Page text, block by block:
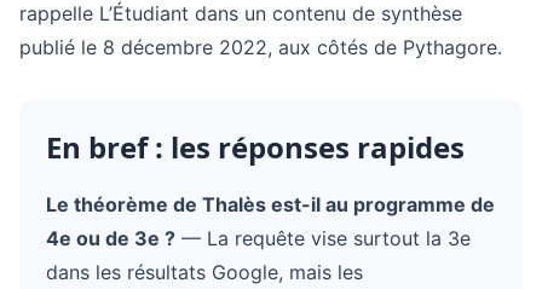
rappelle L’Étudiant dans un contenu de synthèse
publié le 8 décembre 2022, aux côtés de Pythagore.
En bref : les réponses rapides
Le théorème de Thalès est-il au programme de
4e ou de 3e ? — La requête vise surtout la 3e
dans les résultats Google, mais les